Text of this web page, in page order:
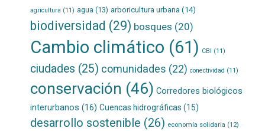
agricultura (11) agua (13) arboricultura urbana(14)
biodiversidad (29) bosques (20)
Cambio climático (61) CBI (11)
ciudades (25) comunidades (22) conectividad (11)
conservación (46) Corredores biológicos
interurbanos (16) Cuencas hidrográficas (15)
desarrollo sostenible (26) economía solidaria (12)